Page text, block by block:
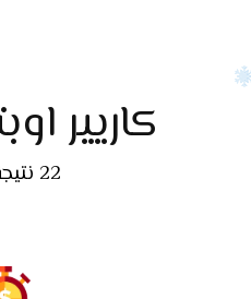
كاريير
22 نتيجة بحث